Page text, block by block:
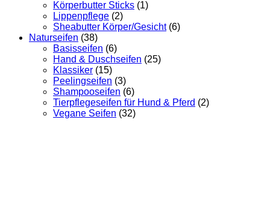
Körperbutter Sticks (1)
Lippenpflege (2)
Sheabutter Körper/Gesicht (6)
Naturseifen (38)
Basisseifen (6)
Hand & Duschseifen (25)
Klassiker (15)
Peelingseifen (3)
Shampooseifen (6)
Tierpflegeseifen für Hund & Pferd (2)
Vegane Seifen (32)